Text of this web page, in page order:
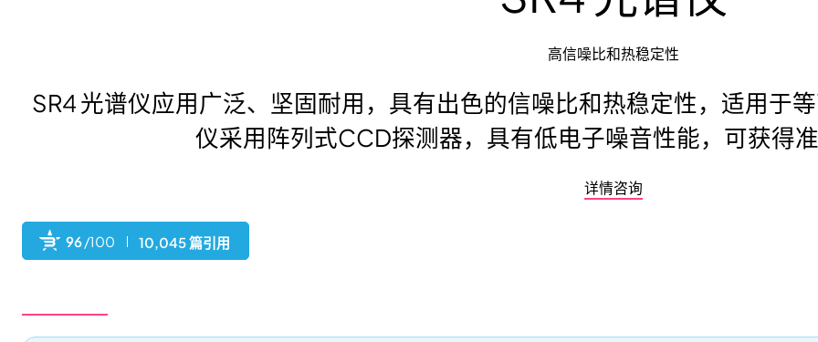
高信噪比和热稳定性
SR4 光谱仪应用广泛、坚固耐用，具有出色的信噪比和热稳定性，适用于
仪采用阵列式CCD探测器，具有低电子噪音性能，可获得准
详情咨询
96/100 10,045 篇引用